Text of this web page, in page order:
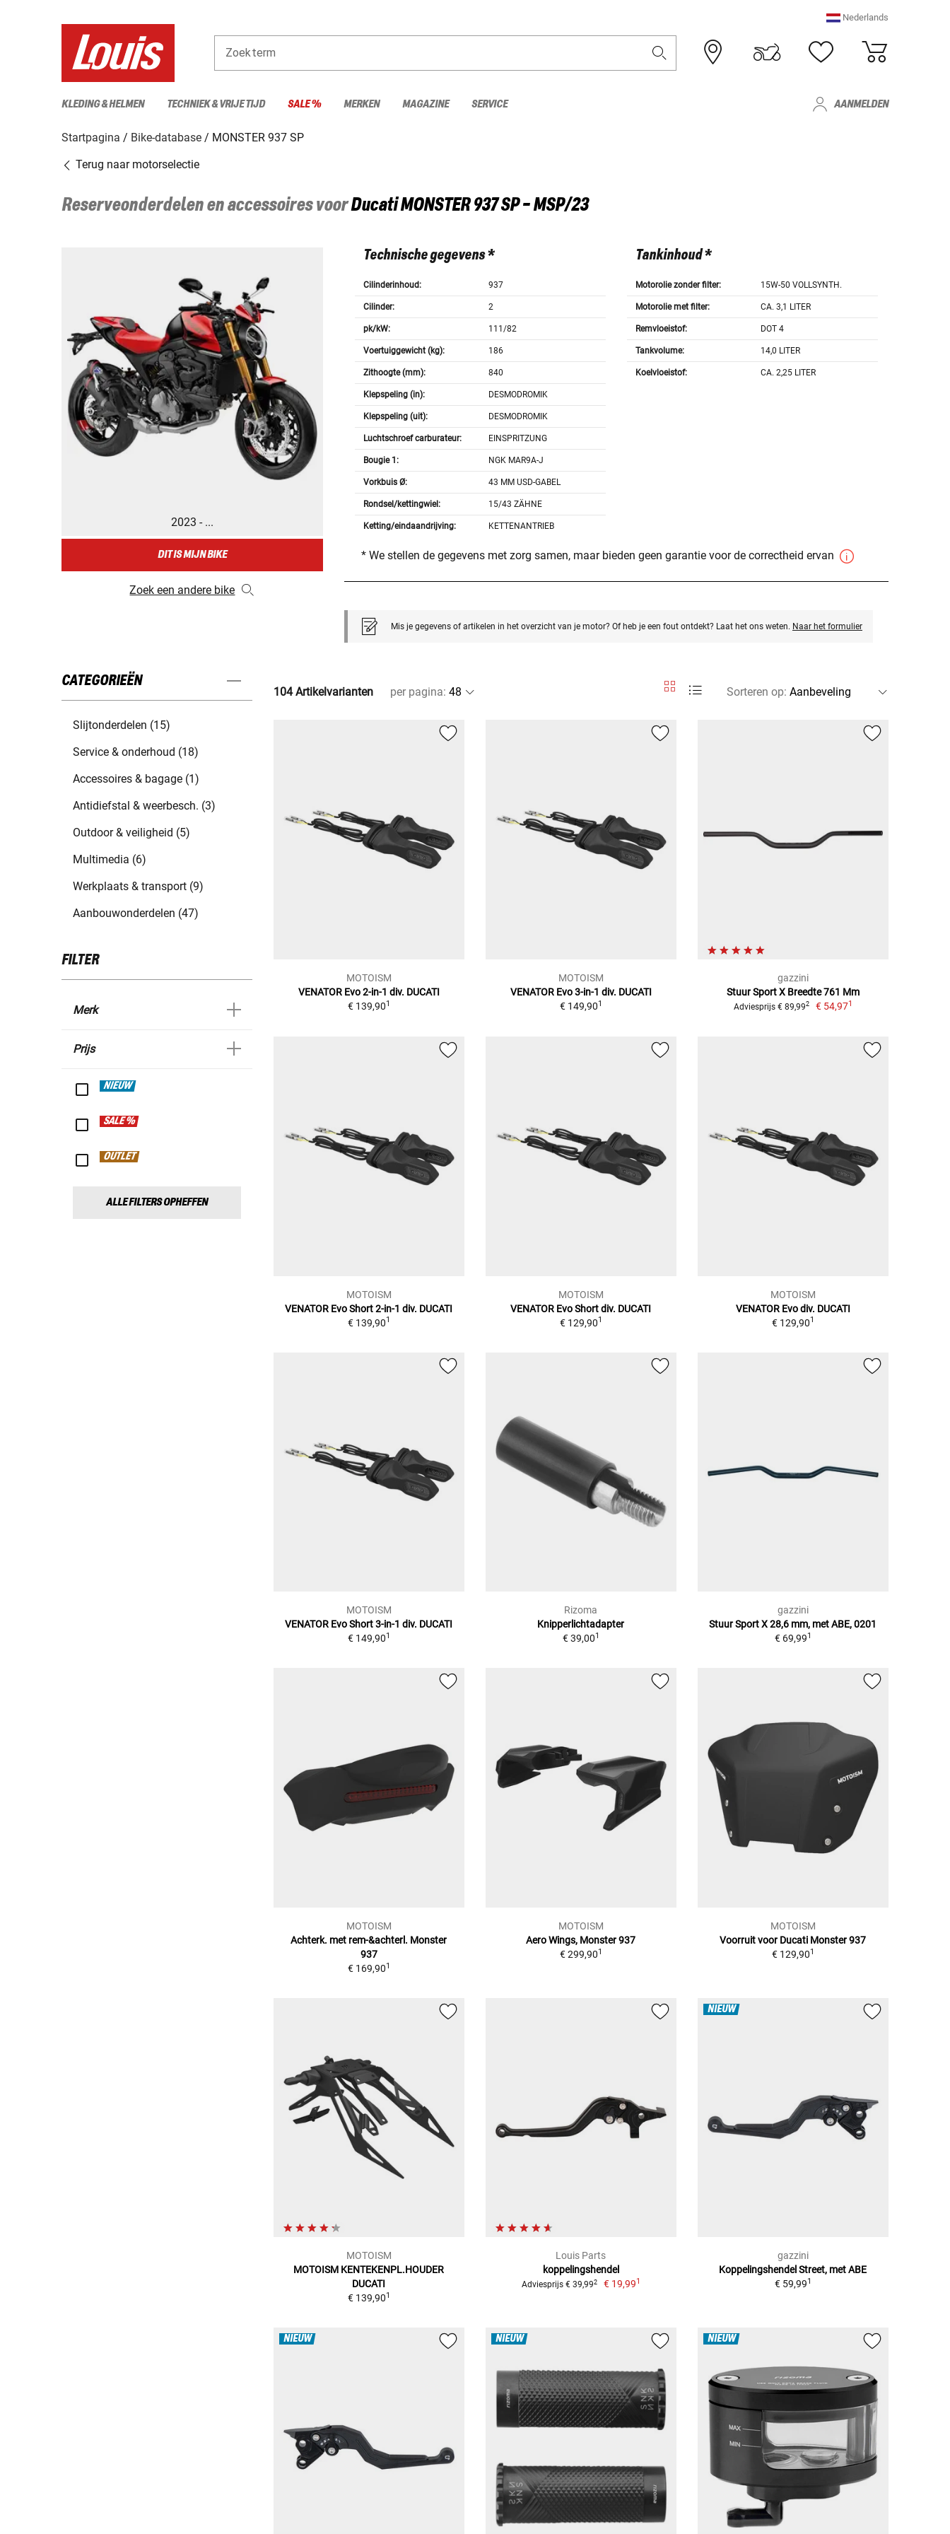
Nederlands
Zoekterm
KLEDING & HELMEN TECHNIEK & VRIJE TIJD SALE % MERKEN MAGAZINE SERVICE AANMELDEN
Startpagina Bike-database
MONSTER 937 SP
Terug naar motorselectie
Reserveonderdelen en accessoires voorDucatiMONSTER 937 SP - MSP/23
2023 - ...
DIT IS MIJN BIKE
Zoek een andere bike
Technische gegevens *
Cilinderinhoud: 937
Cilinder: 2
pk/kW: 111/82
Voertuiggewicht (kg): 186
Zithoogte (mm): 840
Klepspeling (in): DESMODROMIK
Klepspeling (uit): DESMODROMIK
Luchtschroef carburateur: EINSPRITZUNG
Bougie 1: NGK MAR9A-J
Vorkbuis Ø: 43 MM USD-GABEL
Rondsel/kettingwiel: 15/43 ZÄHNE
Ketting/eindaandrijving: KETTENANTRIEB
Tankinhoud *
Motorolie zonder filter: 15W-50 VOLLSYNTH.
Motorolie met filter: CA. 3,1 LITER
Remvloeistof: DOT 4
Tankvolume: 14,0 LITER
Koelvloeistof: CA. 2,25 LITER
* We stellen de gegevens met zorg samen, maar bieden geen garantie voor de correctheid ervan
Mis je gegevens of artikelen in het overzicht van je motor? Of heb je een fout ontdekt? Laat het ons weten. Naar het formulier
CATEGORIEËN
Slijtonderdelen (15)
Service & onderhoud (18)
Accessoires & bagage (1)
Antidiefstal & weerbesch. (3)
Outdoor & veiligheid (5)
Multimedia (6)
Werkplaats & transport (9)
Aanbouwonderdelen (47)
FILTER
Merk
Prijs
NIEUW
SALE %
OUTLET
ALLE FILTERS OPHEFFEN
104 Artikelvarianten per pagina: Sorteren op:
MOTOISM
VENATOR Evo 2-in-1 div. DUCATI
€ 139,901
MOTOISM
VENATOR Evo 3-in-1 div. DUCATI
€ 149,901
gazzini
Stuur Sport X Breedte 761 Mm
Adviesprijs € 89,992 € 54,971
MOTOISM
VENATOR Evo Short 2-in-1 div. DUCATI
€ 139,901
MOTOISM
VENATOR Evo Short div. DUCATI
€ 129,901
MOTOISM
VENATOR Evo div. DUCATI
€ 129,901
MOTOISM
VENATOR Evo Short 3-in-1 div. DUCATI
€ 149,901
Rizoma
Knipperlichtadapter
€ 39,001
gazzini
Stuur Sport X 28,6 mm, met ABE, 0201
€ 69,991
MOTOISM
Achterk. met rem-&achterl. Monster
937
€ 169,901
MOTOISM
Aero Wings, Monster 937
€ 299,901
MOTOISM
Voorruit voor Ducati Monster 937
€ 129,901
MOTOISM
MOTOISM KENTEKENPL.HOUDER
DUCATI
€ 139,901
Louis Parts
koppelingshendel
Adviesprijs € 39,992 € 19,991
NIEUW
gazzini
Koppelingshendel Street, met ABE
€ 59,991
NIEUW NIEUW NIEUW